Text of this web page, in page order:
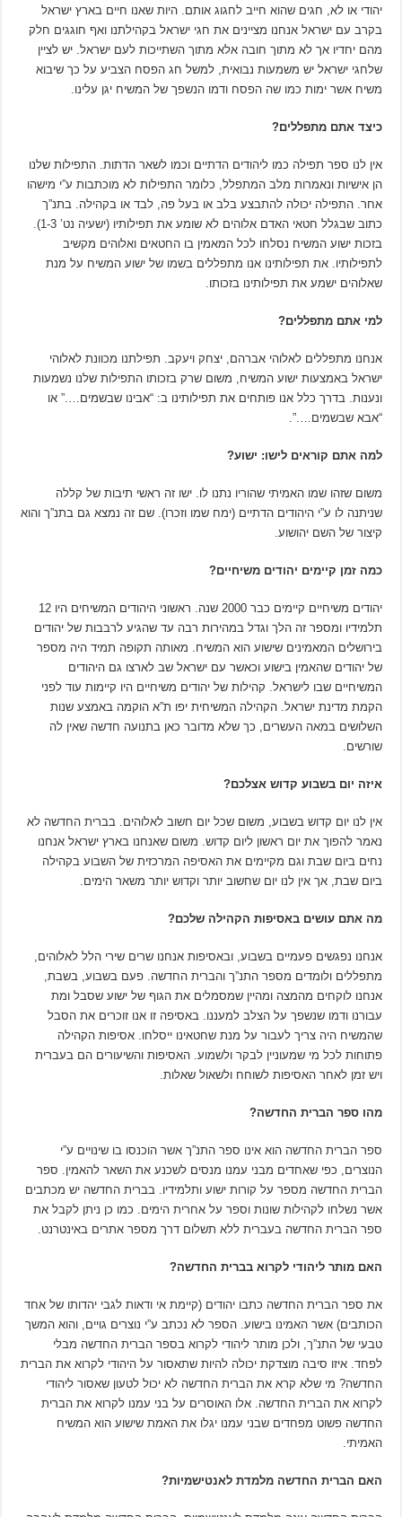
יהודי או לא, חגים שהוא חייב לחגוג אותם. היות שאנו חיים בארץ ישראל
בקרב עם ישראל אנחנו מציינים את חגי ישראל בקהילתנו ואף חוגגים חלק
מהם יחדיו אך לא מתוך חובה אלא מתוך השתייכות לעם ישראל. יש לציין
שלחגי ישראל יש משמעות נבואית, למשל חג הפסח הצביע על כך שיבוא
משיח אשר ימות כמו שה הפסח ודמו הנשפך של המשיח יגן עלינו.
כיצד אתם מתפללים?
אין לנו ספר תפילה כמו ליהודים הדתיים וכמו לשאר הדתות. התפילות שלנו
הן אישיות ונאמרות מלב המתפלל, כלומר התפילות לא מוכתבות ע”י מישהו
אחר. התפילה יכולה להתבצע בלב או בעל פה, לבד או בקהילה. בתנ”ך
כתוב שבגלל חטאי האדם אלוהים לא שומע את תפילותיו (ישעיה נט’ 1-3).
בזכות ישוע המשיח נסלחו לכל המאמין בו החטאים ואלוהים מקשיב
לתפילותיו. את תפילותינו אנו מתפללים בשמו של ישוע המשיח על מנת
שאלוהים ישמע את תפילותינו בזכותו.
למי אתם מתפללים?
אנחנו מתפללים לאלוהי אברהם, יצחק ויעקב. תפילתנו מכוונת לאלוהי
ישראל באמצעות ישוע המשיח, משום שרק בזכותו התפילות שלנו נשמעות
ונענות. בדרך כלל אנו פותחים את תפילותינו ב: “אבינו שבשמים….” או
“אבא שבשמים….”.
למה אתם קוראים לישו: ישוע?
משום שזהו שמו האמיתי שהוריו נתנו לו. ישו זה ראשי תיבות של קללה
שניתנה לו ע”י היהודים הדתיים (ימח שמו וזכרו). שם זה נמצא גם בתנ”ך והוא
קיצור של השם יהושוע.
כמה זמן קיימים יהודים משיחיים?
יהודים משיחיים קיימים כבר 2000 שנה. ראשוני היהודים המשיחים היו 12
תלמידיו ומספר זה הלך וגדל במהירות רבה עד שהגיע לרבבות של יהודים
בירושלים המאמינים שישוע הוא המשיח. מאותה תקופה תמיד היה מספר
של יהודים שהאמין בישוע וכאשר עם ישראל שב לארצו גם היהודים
המשיחיים שבו לישראל. קהילות של יהודים משיחיים היו קיימות עוד לפני
הקמת מדינת ישראל. הקהילה המשיחית יפו ת”א הוקמה באמצע שנות
השלושים במאה העשרים, כך שלא מדובר כאן בתנועה חדשה שאין לה
שורשים.
איזה יום בשבוע קדוש אצלכם?
אין לנו יום קדוש בשבוע, משום שכל יום חשוב לאלוהים. בברית החדשה לא
נאמר להפוך את יום ראשון ליום קדוש. משום שאנחנו בארץ ישראל אנחנו
נחים ביום שבת וגם מקיימים את האסיפה המרכזית של השבוע בקהילה
ביום שבת, אך אין לנו יום שחשוב יותר וקדוש יותר משאר הימים.
מה אתם עושים באסיפות הקהילה שלכם?
אנחנו נפגשים פעמיים בשבוע, ובאסיפות אנחנו שרים שירי הלל לאלוהים,
מתפללים ולומדים מספר התנ”ך והברית החדשה. פעם בשבוע, בשבת,
אנחנו לוקחים מהמצה ומהיין שמסמלים את הגוף של ישוע שסבל ומת
עבורנו ודמו שנשפך על הצלב למעננו. באסיפה זו אנו זוכרים את הסבל
שהמשיח היה צריך לעבור על מנת שחטאינו ייסלחו. אסיפות הקהילה
פתוחות לכל מי שמעוניין לבקר ולשמוע. האסיפות והשיעורים הם בעברית
ויש זמן לאחר האסיפות לשוחח ולשאול שאלות.
מהו ספר הברית החדשה?
ספר הברית החדשה הוא אינו ספר התנ”ך אשר הוכנסו בו שינויים ע”י
הנוצרים, כפי שאחדים מבני עמנו מנסים לשכנע את השאר להאמין. ספר
הברית החדשה מספר על קורות ישוע ותלמידיו. בברית החדשה יש מכתבים
אשר נשלחו לקהילות שונות וספר על אחרית הימים. כמו כן ניתן לקבל את
ספר הברית החדשה בעברית ללא תשלום דרך מספר אתרים באינטרנט.
האם מותר ליהודי לקרוא בברית החדשה?
את ספר הברית החדשה כתבו יהודים (קיימת אי ודאות לגבי יהדותו של אחד
הכותבים) אשר האמינו בישוע. הספר לא נכתב ע”י נוצרים גויים, והוא המשך
טבעי של התנ”ך, ולכן מותר ליהודי לקרוא בספר הברית החדשה מבלי
לפחד. איזו סיבה מוצדקת יכולה להיות שתאסור על היהודי לקרוא את הברית
החדשה? מי שלא קרא את הברית החדשה לא יכול לטעון שאסור ליהודי
לקרוא את הברית החדשה. אלו האוסרים על בני עמנו לקרוא את הברית
החדשה פשוט מפחדים שבני עמנו יגלו את האמת שישוע הוא המשיח
האמיתי.
האם הברית החדשה מלמדת לאנטישמיות?